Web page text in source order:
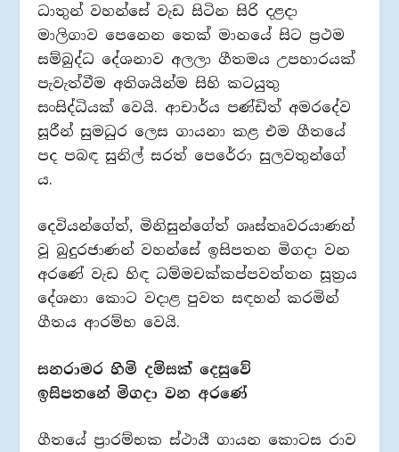
ධාතුන් වහන්සේ වැඩ සිටින සිරි දළදා
මාලිගාව පෙනෙන තෙක් මානයේ සිට ප්‍රථම
සම්බුද්ධ දේශනාව අලලා ගීතමය උපහාරයක්
පැවැත්වීම අතිශයින්ම සිහි කටයුතු
සංසිද්ධියක් වෙයි. ආචාර්ය පණ්ඩිත් අමරදේව
සූරීන් සුමධුර ලෙස ගායනා කළ එම ගීතයේ
පද පබඳ සුනිල් සරත් පෙරේරා සුලවතුන්ගේ
ය.
දෙවියන්ගේත්, මිනිසුන්ගේත් ශෘස්තෘවරයාණන්
වූ බුදුරජාණන් වහන්සේ ඉසිපතන මිගදා වන
අරණේ වැඩ හිඳ ධම්මචක්කප්පවත්තන සූත්‍රය
දේශනා කොට වදාළ පුවත සඳහන් කරමින්
ගීතය ආරම්භ වෙයි.
සනරාමර හිමි දම්සක් දෙසුවේ
ඉසිපතනේ මිගදා වන අරණේ
ගීතයේ ප්‍රාරම්භක ස්ථායී ගායන කොටස රාව